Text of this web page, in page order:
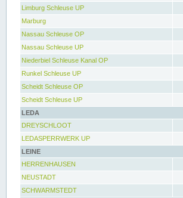
Limburg Schleuse UP
Marburg
Nassau Schleuse OP
Nassau Schleuse UP
Niederbiel Schleuse Kanal OP
Runkel Schleuse UP
Scheidt Schleuse OP
Scheidt Schleuse UP
LEDA
DREYSCHLOOT
LEDASPERRWERK UP
LEINE
HERRENHAUSEN
NEUSTADT
SCHWARMSTEDT